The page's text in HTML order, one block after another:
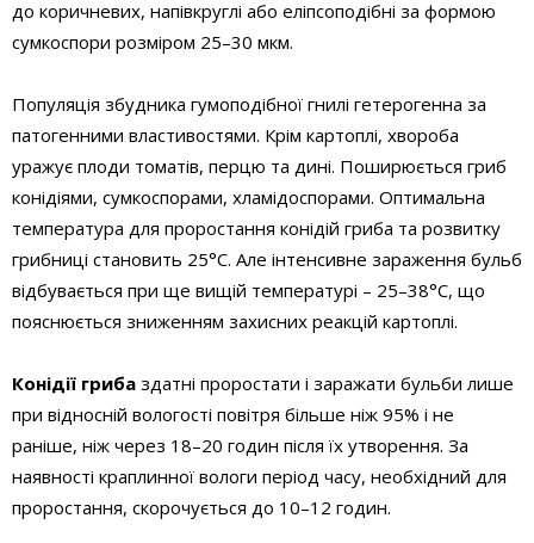
до коричневих, напівкруглі або еліпсоподібні за формою
сумкоспори розміром 25–30 мкм.
Популяція збудника гумоподібної гнилі гетерогенна за
патогенними властивостями. Крім картоплі, хвороба
уражує плоди томатів, перцю та дині. Поширюється гриб
конідіями, сумкоспорами, хламідо­спорами. Оптимальна
температура для проростання конідій гриба та розвитку
грибниці становить 25°С. Але інтенсивне зараження бульб
відбувається при ще вищій температурі – 25–38°С, що
пояснюється зниженням захисних реакцій картоплі.
Конідії гриба здатні проростати і заражати бульби лише
при відносній вологості повітря більше ніж 95% і не
раніше, ніж через 18–20 годин після їх утворення. За
наявності краплинної вологи період часу, необхідний для
проростання, скорочується до 10–12 годин.